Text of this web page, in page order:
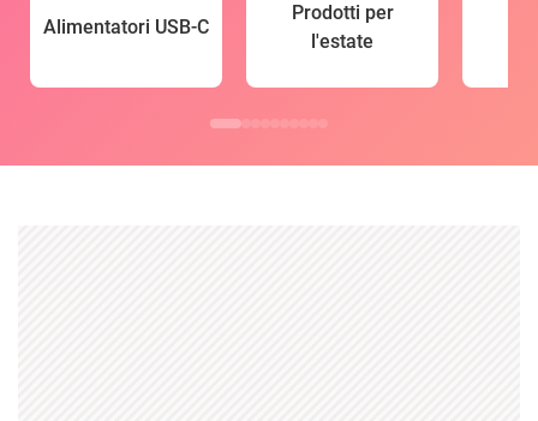
Alimentatori USB-C
Prodotti per
l'estate